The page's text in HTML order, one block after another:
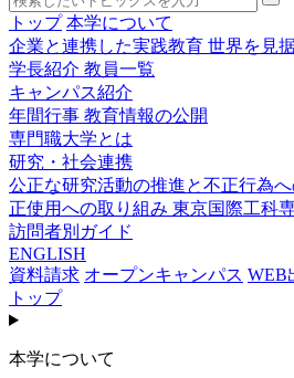
トップ 本学について
企業と連携した実践教育 世界を見
学長紹介 教員一覧
キャンパス紹介
年間行事 教育情報の公開
専門職大学とは
研究・社会連携
公正な研究活動の推進と不正行為
正使用への取り組み 東京国際工科
訪問者別ガイド
ENGLISH
資料請求 オープンキャンパス WEB
トップ
本学について